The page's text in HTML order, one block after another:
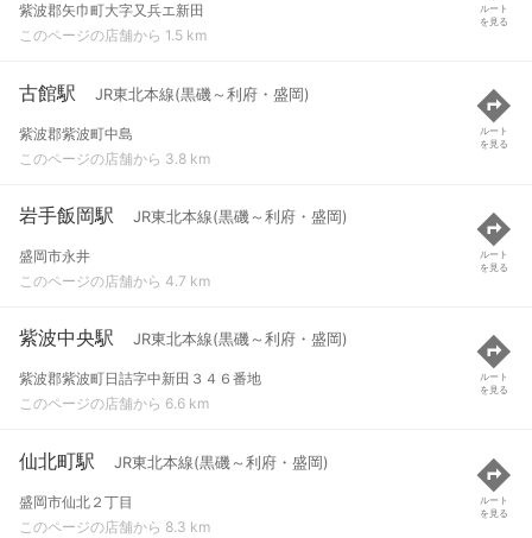
紫波郡矢巾町大字又兵エ新田
このページの店舗から 1.5 km
ルート
を見る
古館駅 JR東北本線(黒磯～利府・盛岡)
紫波郡紫波町中島
このページの店舗から 3.8 km
ルート
を見る
岩手飯岡駅 JR東北本線(黒磯～利府・盛岡)
盛岡市永井
このページの店舗から 4.7 km
ルート
を見る
紫波中央駅 JR東北本線(黒磯～利府・盛岡)
紫波郡紫波町日詰字中新田３４６番地
このページの店舗から 6.6 km
ルート
を見る
仙北町駅 JR東北本線(黒磯～利府・盛岡)
盛岡市仙北２丁目
このページの店舗から 8.3 km
ルート
を見る